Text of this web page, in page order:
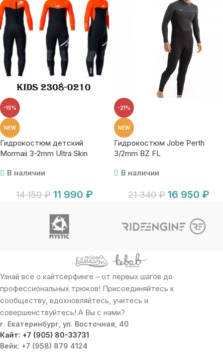
-15%
NEW
Гидрокостюм детский
Mormaii 3-2mm Ultra Skin
В наличии
14 150₽ 11 990 ₽
-21%
NEW
Гидрокостюм Jobe Perth
3/2mm BZ FL
В наличии
21 340₽ 16 950 ₽
Узнай всё о кайтсерфинге – от первых шагов до
профессиональных трюков! Присоединяйтесь к
сообществу, вдохновляйтесь, учитесь и
совершенствуйтесь! А Вы с нами?
г. Екатеринбург, ул. Восточная, 40
Кайт: +7 (905) 80-33731
Вейк: +7 (958) 879 4124